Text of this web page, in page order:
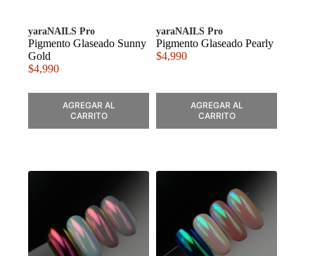
yaraNAILS Pro
Pigmento Glaseado Sunny
Gold
$4,990
AGREGAR AL
CARRITO
yaraNAILS Pro
Pigmento Glaseado Pearly
$4,990
AGREGAR AL
CARRITO